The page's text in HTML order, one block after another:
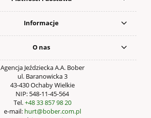
Informacje
O nas
Agencja Jeździecka A.A. Bober
ul. Baranowicka 3
43-430 Ochaby Wielkie
NIP: 548-11-45-564
Tel.+48 33 857 98 20
e-mail: hurt@bober.com.pl